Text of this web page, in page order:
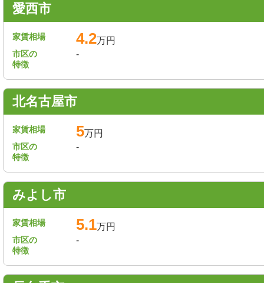
愛西市
家賃相場 4.2万円
市区の
特徴
-
北名古屋市
家賃相場 5万円
市区の
特徴
-
みよし市
家賃相場 5.1万円
市区の
特徴
-